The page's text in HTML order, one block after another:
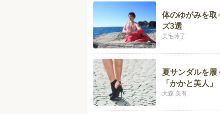
体のゆがみを取
ズ3選
美宅玲子
夏サンダルを履
「かかと美人」
大森 美有